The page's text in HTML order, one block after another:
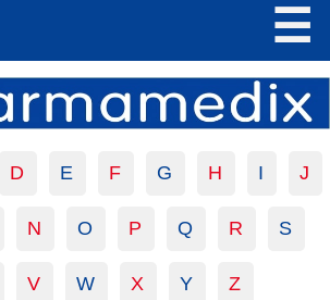
☰
D E F G H I J
N O P Q R S
V W X Y Z